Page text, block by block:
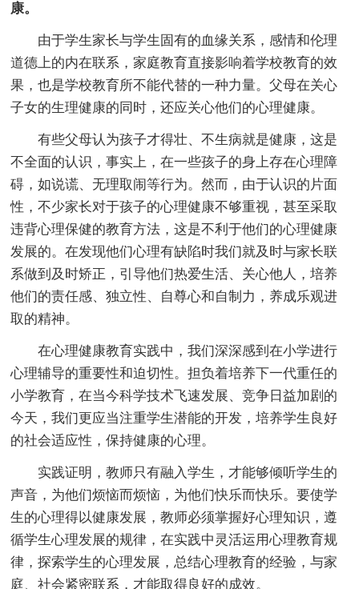
康。
由于学生家长与学生固有的血缘关系，感情和伦理
道德上的内在联系，家庭教育直接影响着学校教育的效
果，也是学校教育所不能代替的一种力量。父母在关心
子女的生理健康的同时，还应关心他们的心理健康。
有些父母认为孩子才得壮、不生病就是健康，这是
不全面的认识，事实上，在一些孩子的身上存在心理障
碍，如说谎、无理取闹等行为。然而，由于认识的片面
性，不少家长对于孩子的心理健康不够重视，甚至采取
违背心理保健的教育方法，这是不利于他们的心理健康
发展的。在发现他们心理有缺陷时我们就及时与家长联
系做到及时矫正，引导他们热爱生活、关心他人，培养
他们的责任感、独立性、自尊心和自制力，养成乐观进
取的精神。
在心理健康教育实践中，我们深深感到在小学进行
心理辅导的重要性和迫切性。担负着培养下一代重任的
小学教育，在当今科学技术飞速发展、竞争日益加剧的
今天，我们更应当注重学生潜能的开发，培养学生良好
的社会适应性，保持健康的心理。
实践证明，教师只有融入学生，才能够倾听学生的
声音，为他们烦恼而烦恼，为他们快乐而快乐。要使学
生的心理得以健康发展，教师必须掌握好心理知识，遵
循学生心理发展的规律，在实践中灵活运用心理教育规
律，探索学生的心理发展，总结心理教育的经验，与家
庭、社会紧密联系，才能取得良好的成效。